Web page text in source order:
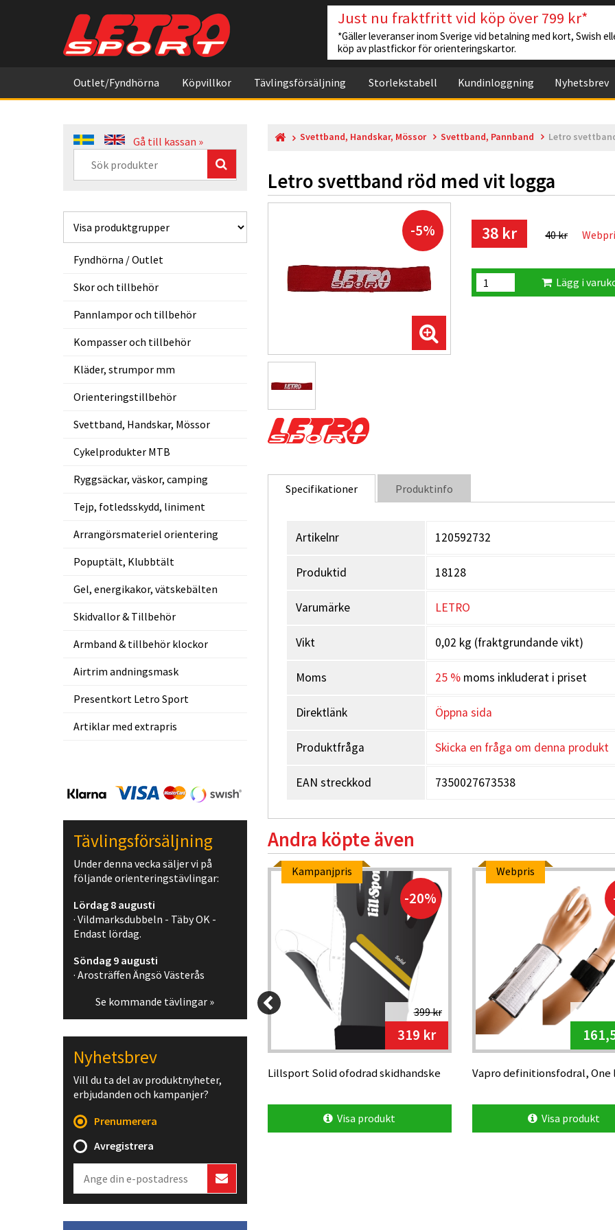
Just nu fraktfritt vid köp över 799 kr*
*Gäller leveranser inom Sverige vid betalning med kort, Swish
köp av plastfickor för orienteringskartor.
Outlet/Fyndhörna Köpvillkor Tävlingsförsäljning Storlekstabell Kundinloggning Nyhetsbrev
Gå till kassan »
Fyndhörna / Outlet
Skor och tillbehör
Pannlampor och tillbehör
Kompasser och tillbehör
Kläder, strumpor mm
Orienteringstillbehör
Svettband, Handskar, Mössor
Cykelprodukter MTB
Ryggsäckar, väskor, camping
Tejp, fotledsskydd, liniment
Arrangörsmateriel orientering
Popuptält, Klubbtält
Gel, energikakor, vätskebälten
Skidvallor & Tillbehör
Armband & tillbehör klockor
Airtrim andningsmask
Presentkort Letro Sport
Artiklar med extrapris
Svettband, Handskar, Mössor Svettband, Pannband Letro
Letro svettband röd med vit logga
-5% 38 kr 40 kr
Lägg i
Specifikationer Produktinfo
Artikelnr 120592732
Produktid 18128
Varumärke LETRO
Vikt 0,02 kg (fraktgrundande vikt)
Moms 25 %moms inkluderat i priset
Direktlänk Öppna sida
Produktfråga Skicka en fråga om denna produkt
EAN streckkod 7350027673538
Andra köpte även
895 kr
LedX laddare med USB-C-PD kabel
Visa produkt
Kampanjpris
-20%
399 kr
319 kr
Lillsport Solid ofodrad skidhandske
Visa produkt
Webpris
Vapro definitionsfodral, One
Visa produkt
Tävlingsförsäljning
Under denna vecka säljer vi på
följande orienteringstävlingar:
Lördag 8 augusti
· Vildmarksdubbeln - Täby OK -
Endast lördag.
Söndag 9 augusti
· Arosträffen Ängsö Västerås
Se kommande tävlingar »
Nyhetsbrev
Vill du ta del av produktnyheter,
erbjudanden och kampanjer?
Prenumerera
Avregistrera